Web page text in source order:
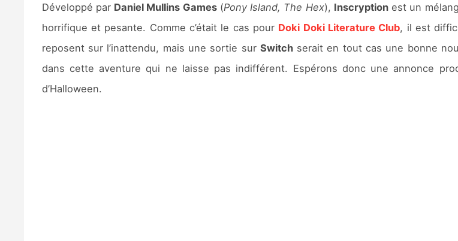
Développé par Daniel Mullins Games(Pony Island, The Hex), Inscryptionest un
horrifique et pesante. Comme c’était le cas pour Doki Doki Literature Club, il est
reposent sur l’inattendu, mais une sortie sur Switchserait en tout cas une bonne
dans cette aventure qui ne laisse pas indifférent. Espérons donc une annonce
d’Halloween.